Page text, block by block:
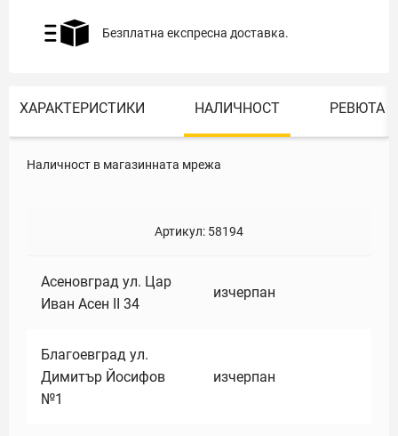
Безплатна експресна доставка.
ХАРАКТЕРИСТИКИ НАЛИЧНОСТ РЕВЮТА
Наличност в магазинната мрежа
Артикул: 58194
Асеновград ул. Цар
Иван Асен II 34
изчерпан
Благоевград ул.
Димитър Йосифов
№1
изчерпан